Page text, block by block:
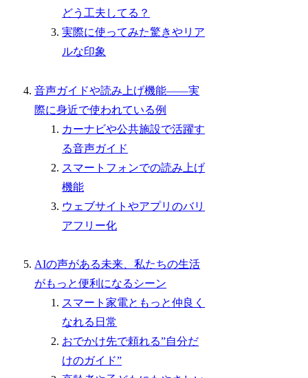
どう工夫してる？
実際に使ってみた驚きやリア
ルな印象
音声ガイドや読み上げ機能――実
際に身近で使われている例
カーナビや公共施設で活躍す
る音声ガイド
スマートフォンでの読み上げ
機能
ウェブサイトやアプリのバリ
アフリー化
AIの声がある未来、私たちの生活
がもっと便利になるシーン
スマート家電ともっと仲良く
なれる日常
おでかけ先で頼れる”自分だ
けのガイド”